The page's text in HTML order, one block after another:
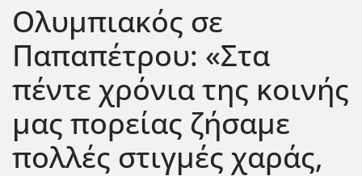
Ολυμπιακός σε
Παπαπέτρου: «Στα
πέντε χρόνια της κοινής
μας πορείας ζήσαμε
πολλές στιγμές χαράς,